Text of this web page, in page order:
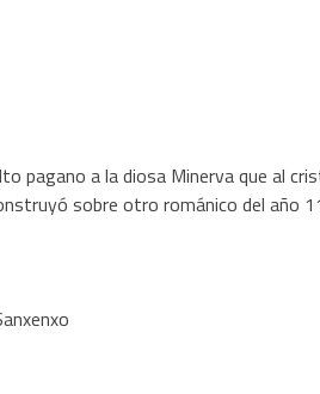
pagano a la diosa Minerva que al
sobre otro románico del año